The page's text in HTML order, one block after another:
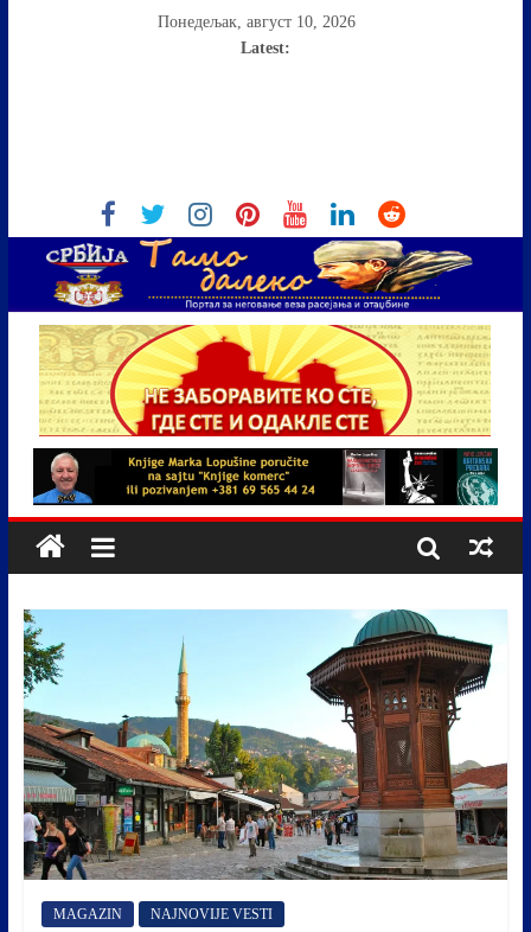
Понедељак, август 10, 2026
Latest:
MAGAZIN NAJNOVIJE VESTI